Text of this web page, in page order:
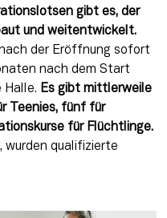
gibt es, der
und weitentwickelt.
der Eröffnung sofort
nach dem Start
Halle. Es gibt mittlerweile
Teenies, fünf für
für Flüchtlinge.
wurden qualifizierte